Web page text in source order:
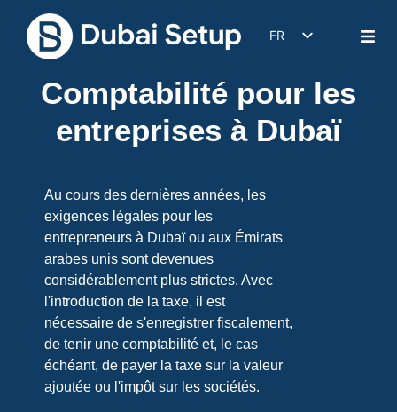
FR
EN
IT
Comptabilité pour les
entreprises à Dubaï
Au cours des dernières années, les
exigences légales pour les
entrepreneurs à Dubaï ou aux Émirats
arabes unis sont devenues
considérablement plus strictes. Avec
l'introduction de la taxe, il est
nécessaire de s'enregistrer fiscalement,
de tenir une comptabilité et, le cas
échéant, de payer la taxe sur la valeur
ajoutée ou l'impôt sur les sociétés.